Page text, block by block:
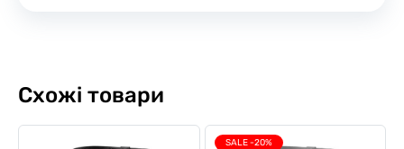
Схожі товари
SALE -20%